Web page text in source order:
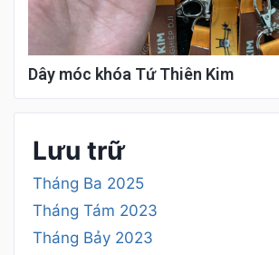
Dây móc khóa Tứ Thiên Kim
Lưu trữ
Tháng Ba 2025
Tháng Tám 2023
Tháng Bảy 2023